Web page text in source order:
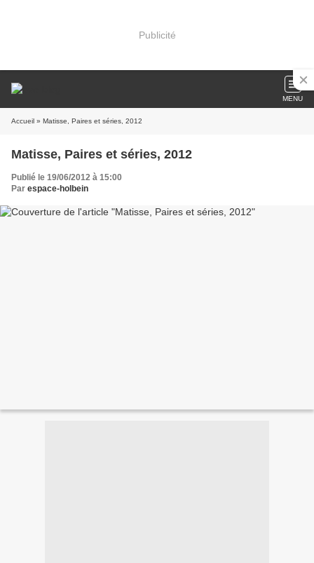
Publicité
MENU
Accueil » Matisse, Paires et séries, 2012
Matisse, Paires et séries, 2012
Publié le 19/06/2012 à 15:00
Par espace-holbein